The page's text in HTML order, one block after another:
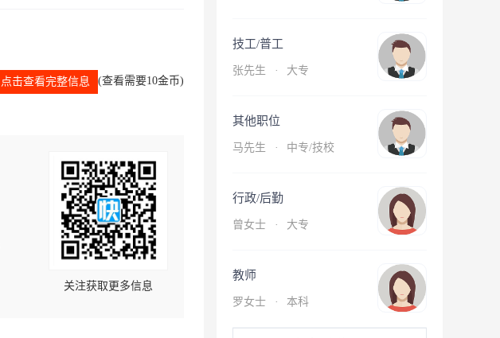
点击查看完整信息 (查看需要10金币)
关注获取更多信息
技工/普工
张先生 · 大专
其他职位
马先生 · 中专/技校
行政/后勤
曾女士 · 大专
教师
罗女士 · 本科